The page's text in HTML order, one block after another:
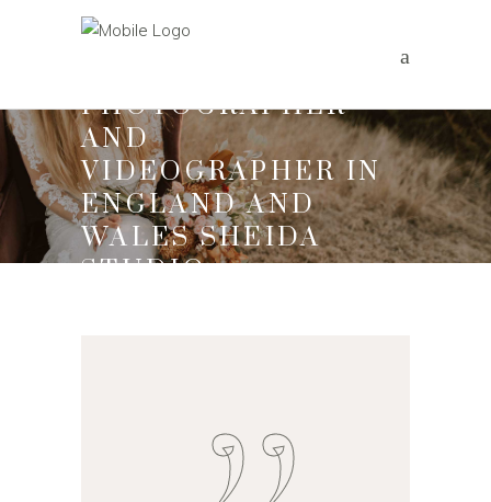
PHOTOGRAPHER
AND
VIDEOGRAPHER IN
ENGLAND AND
WALES SHEIDA
STUDIO